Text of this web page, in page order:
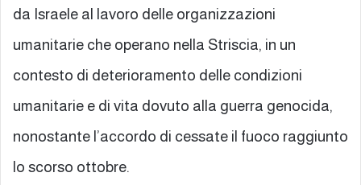
da Israele al lavoro delle organizzazioni
umanitarie che operano nella Striscia, in un
contesto di deterioramento delle condizioni
umanitarie e di vita dovuto alla guerra genocida,
nonostante l’accordo di cessate il fuoco raggiunto
lo scorso ottobre.